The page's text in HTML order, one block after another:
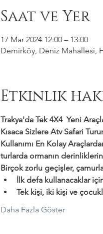
Saat ve Yer
17 Mar 2024 12:00 – 13:00
Demirköy, Deniz Mahallesi,
Etkinlik
Trakya'da Tek 4X4  Yeni
Kısaca Sizlere Atv Safari
Kullanımı En Kolay
turlarda ormanın
Birçok zorlu geçişler,
İlk defa kullanacaklar
Tek kişi, iki kişi ve
Daha Fazla Göster